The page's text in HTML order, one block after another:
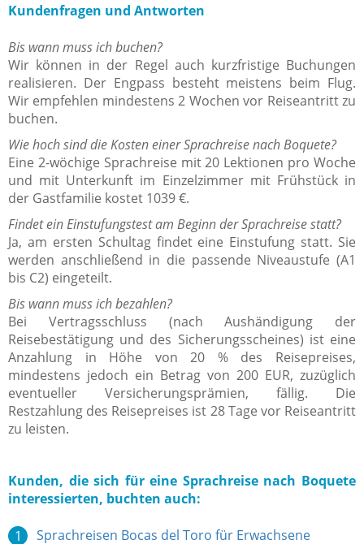
Kundenfragen und Antworten
Bis wann muss ich buchen?
Wir können in der Regel auch kurzfristige Buchungen
realisieren. Der Engpass besteht meistens beim Flug.
Wir empfehlen mindestens 2 Wochen vor Reiseantritt zu
buchen.
Wie hoch sind die Kosten einer Sprachreise nach Boquete?
Eine 2-wöchige Sprachreise mit 20 Lektionen pro Woche
und mit Unterkunft im Einzelzimmer mit Frühstück in
der Gastfamilie kostet 1039 €.
Findet ein Einstufungstest am Beginn der Sprachreise statt?
Ja, am ersten Schultag findet eine Einstufung statt. Sie
werden anschließend in die passende Niveaustufe (A1
bis C2) eingeteilt.
Bis wann muss ich bezahlen?
Bei Vertragsschluss (nach Aushändigung der
Reisebestätigung und des Sicherungsscheines) ist eine
Anzahlung in Höhe von 20 % des Reisepreises,
mindestens jedoch ein Betrag von 200 EUR, zuzüglich
eventueller Versicherungsprämien, fällig. Die
Restzahlung des Reisepreises ist 28 Tage vor Reiseantritt
zu leisten.
Kunden, die sich für eine Sprachreise nach Boquete
interessierten, buchten auch:
Sprachreisen Bocas del Toro für Erwachsene